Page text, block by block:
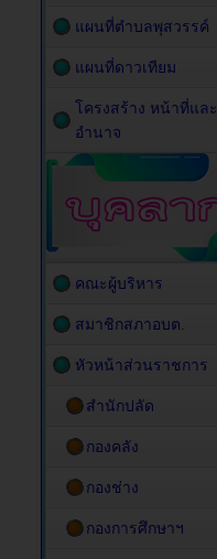
แผนที่ตำบลพุสวรรค์
แผนที่ดาวเทียม
โครงสร้าง หน้าที่และ
อำนาจ
คณะผู้บริหาร
สมาชิกสภาอบต.
หัวหน้าส่วนราชการ
สำนักปลัด
กองคลัง
กองช่าง
กองการศึกษาฯ